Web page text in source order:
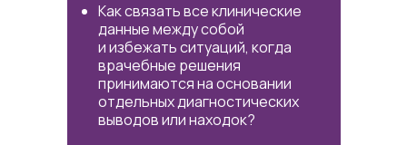
Как связать все клинические
данные между собой
и избежать ситуаций, когда
врачебные решения
принимаются на основании
отдельных диагностических
выводов или находок?